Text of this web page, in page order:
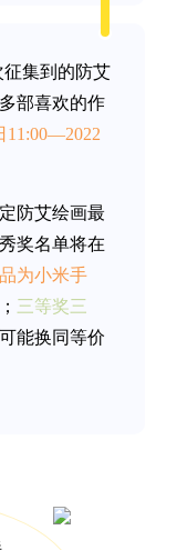
集到的防艾
部喜欢的作
11:00—2022
防艾绘画最
奖名单将在
为小米手
； 三等奖三
能换同等价